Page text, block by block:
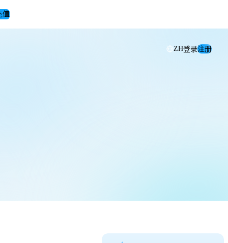
值
ZH登录注册